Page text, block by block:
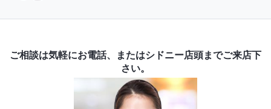
ご相談は気軽にお電話、またはシドニー店頭までご来店下
さい。